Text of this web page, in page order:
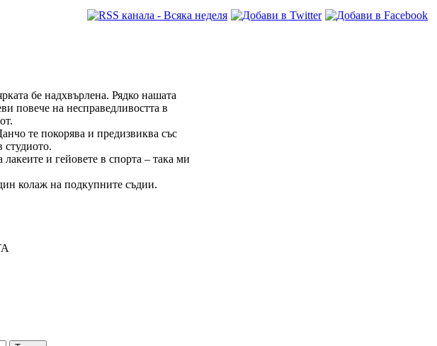
бе надхвърлена. Рядко нашата
повече на несправедливостта в
те покорява и предизвиква със
студиото.
и гейовете в спорта – така ми
колаж на подкупните съдии.